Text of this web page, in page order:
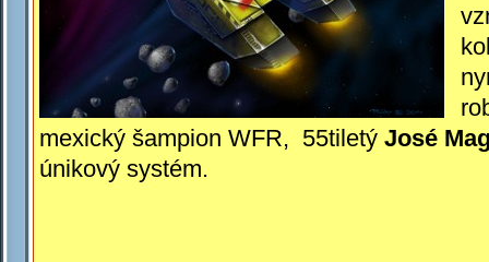
mexický šampion WFR, 55tiletý José
únikový systém.